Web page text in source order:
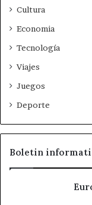
d
e
n
u
r
3
o
i
c
Cultura
Economia
Tecnología
Viajes
Juegos
Deporte
Boletin